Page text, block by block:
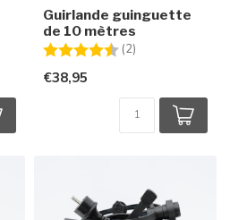
Guirlande guinguette
de 10 mètres
Note:
(2)
€38,95